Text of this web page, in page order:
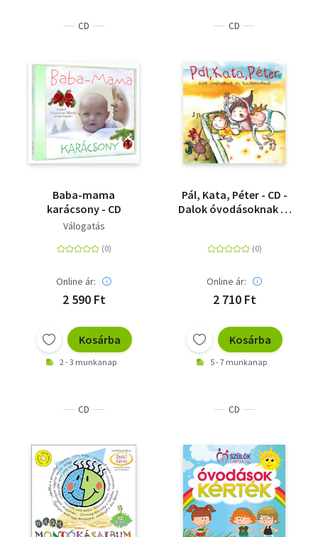
CD
Baba-mama
karácsony - CD
Válogatás
Online ár:
2 590 Ft
Kosárba
2 - 3 munkanap
CD
Pál, Kata, Péter - CD -
Dalok óvodásoknak és
Online ár:
2 710 Ft
Kosárba
5 - 7 munkanap
CD CD